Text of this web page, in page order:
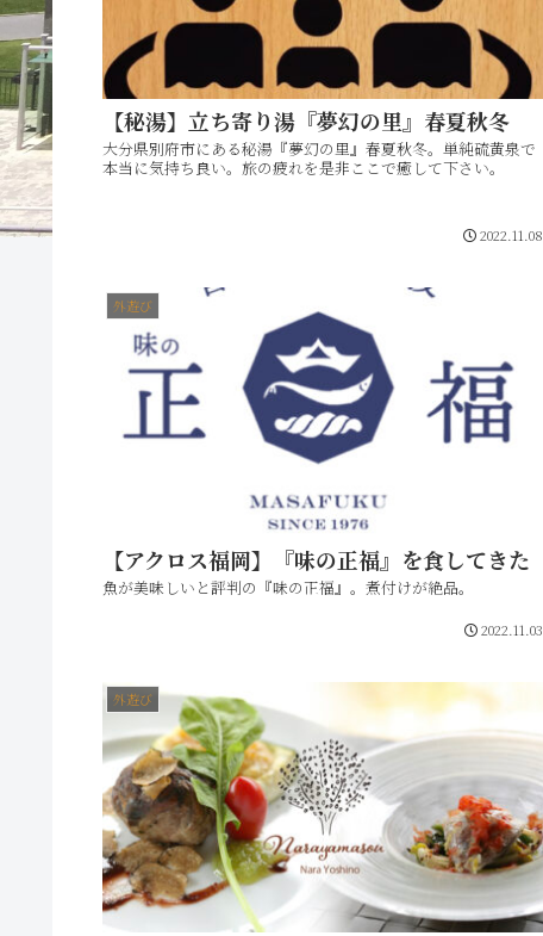
【秘湯】立ち寄り湯『夢幻の里』春夏秋冬
大分県別府市にある秘湯『夢幻の里』春夏秋冬。単純硫黄泉で
本当に気持ち良い。旅の疲れを是非ここで癒して下さい。
2022.11.08
外遊び
【アクロス福岡】『味の正福』を食してきた
魚が美味しいと評判の『味の正福』。煮付けが絶品。
2022.11.03
外遊び